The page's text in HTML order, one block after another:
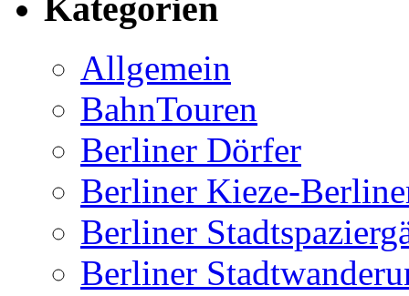
Kategorien
Allgemein
BahnTouren
Berliner Dörfer
Berliner Kieze-
Berliner
Berliner